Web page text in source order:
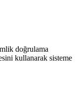
doğrulama
kullanarak sisteme